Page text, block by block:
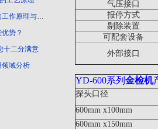
药片金属检测机的工作原理与工艺流程
势？
十二分满意
领域分析
气压接口
报停方式
剔除装置
可配套设备
外部接口
YD-600系列 金检机
探头口径
600mmx100mm
600mmx150mm